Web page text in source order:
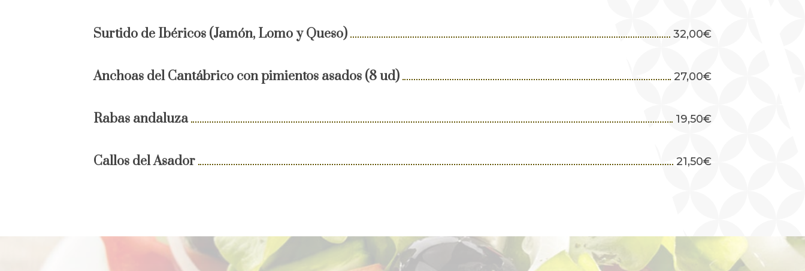
Surtido de Ibéricos (Jamón, Lomo y Queso) 32,00€
Anchoas del Cantábrico con pimientos asados (8 ud) 27,00€
Rabas andaluza 19,50€
Callos del Asador 21,50€